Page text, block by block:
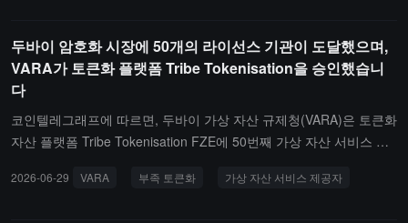
두바이 암호화 시장에 50개의 라이선스 기관이 도달했으며,
VARA가 토큰화 플랫폼 Tribe Tokenisation을 승인했습니
다
코인텔레그래프에 따르면, 두바이 가상 자산 규제청(VARA)은 토큰화
자산 플랫폼 Tribe Tokenisation FZE에 50번째 가상 자산 서비스 제
한 기업이 공식적으로 서비스를 제공하기 전에 통제된 운영 단계를
2026-06-29 VARA 부족 토큰화 가상 자산 서비스 제공자